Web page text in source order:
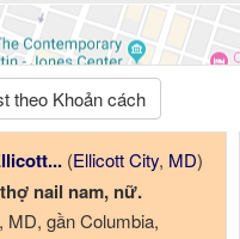
theo Khoản cách
(Ellicott City, MD)
nail nam, nữ.
MD, gần Columbia,